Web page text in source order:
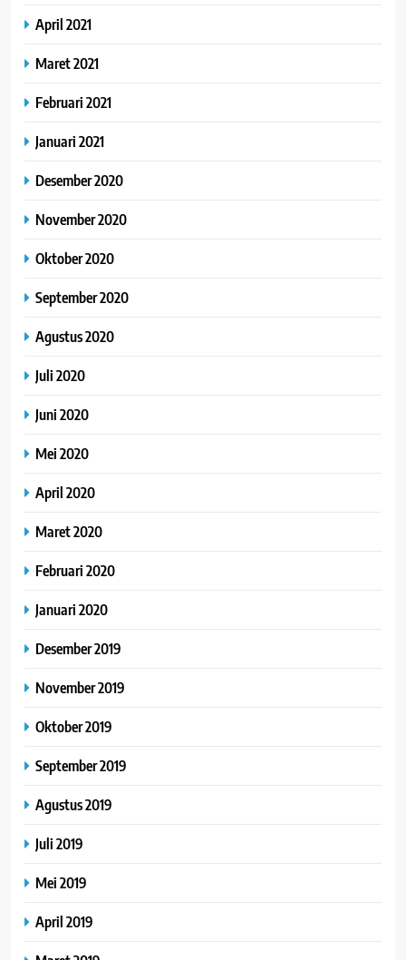
April 2021
Maret 2021
Februari 2021
Januari 2021
Desember 2020
November 2020
Oktober 2020
September 2020
Agustus 2020
Juli 2020
Juni 2020
Mei 2020
April 2020
Maret 2020
Februari 2020
Januari 2020
Desember 2019
November 2019
Oktober 2019
September 2019
Agustus 2019
Juli 2019
Mei 2019
April 2019